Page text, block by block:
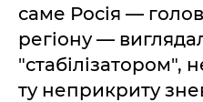
саме Росія —
регіону —
"стабілізатором",
ту неприкриту